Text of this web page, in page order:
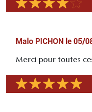
Malo PICHON le 05/
Merci pour toutes